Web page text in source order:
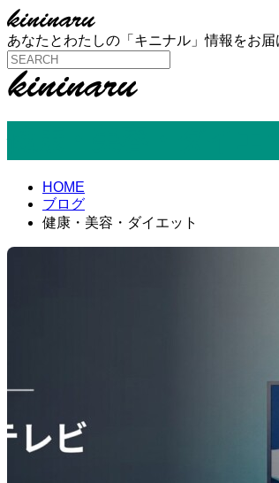
あなたとわたしの「キニナル」情報をお届
HOME
ブログ
健康・美容・ダイエット